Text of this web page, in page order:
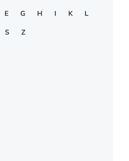
E G H I K
L
S Z